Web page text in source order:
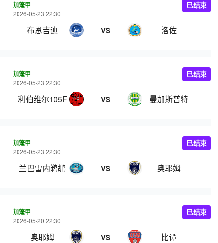
加蓬甲
2026-05-23 22:30
布恩吉迪 VS 洛佐
已结束
加蓬甲
2026-05-23 22:30
利伯维尔105FC VS 曼加斯普特
已结束
加蓬甲
2026-05-23 22:30
兰巴雷内鹈鹕 VS 奥耶姆
已结束
加蓬甲
2026-05-20 22:30
奥耶姆 VS 比谭
已结束